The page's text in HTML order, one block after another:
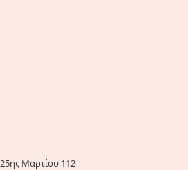
25ης Μαρτίου 112